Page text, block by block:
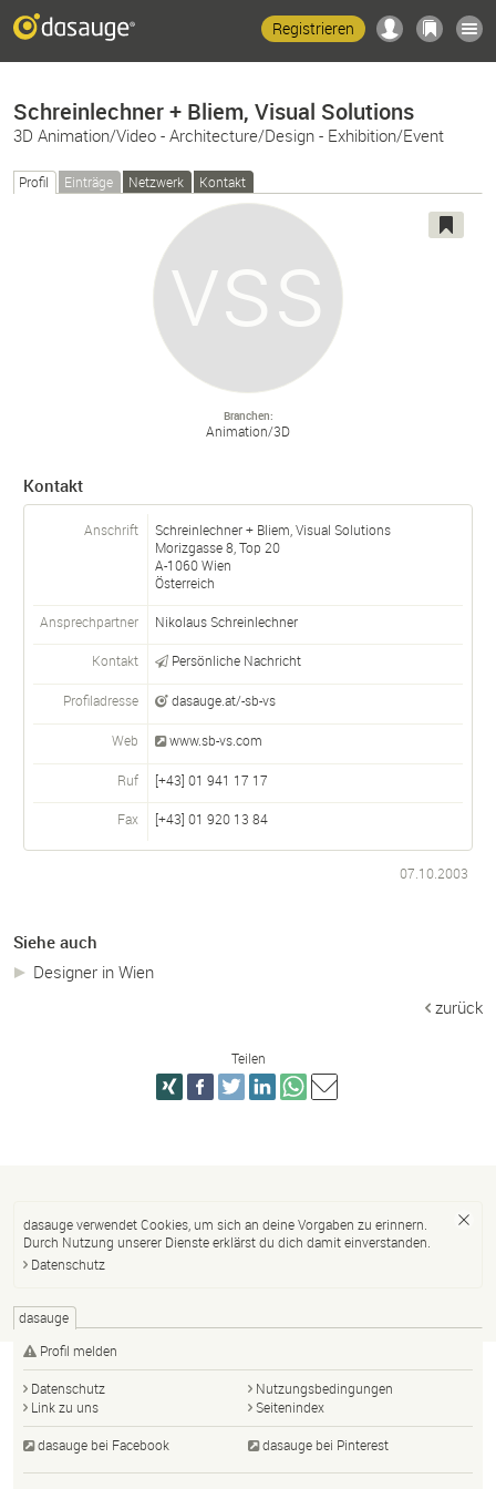
Registrieren
Schreinlechner + Bliem, Visual Solutions
3D Animation/Video - Architecture/Design - Exhibition/Event
Profil Einträge Netzwerk Kontakt
Branchen
Animation/3D
Kontakt
Anschrift
Schreinlechner + Bliem, Visual Solutions
Morizgasse 8, Top 20
A-1060Wien
Österreich
Ansprechpartner Nikolaus Schreinlechner
Kontakt Persönliche Nachricht
Profiladresse dasauge.at/-sb-vs
Web www.sb-vs.com
Ruf [+43] 01 941 17 17
Fax [+43] 01 920 13 84
07.10.2003
Siehe auch
Designer in Wien
zurück
Teilen
dasauge verwendet Cookies, um sich an deine Vorgaben zu erinnern.
Durch Nutzung unserer Dienste erklärst du dich damit einverstanden.
Datenschutz
dasauge
Profil melden
Datenschutz
Nutzungsbedingungen
Link zu uns
Seitenindex
dasauge bei Facebook dasauge bei Pinterest